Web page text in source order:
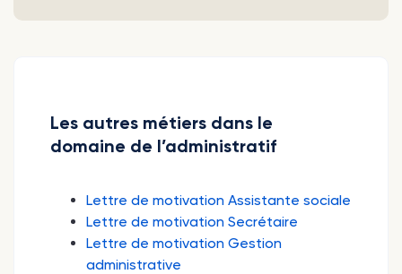
Les autres métiers dans le
domaine de l’administratif
Lettre de motivation Assistante sociale
Lettre de motivation Secrétaire
Lettre de motivation Gestion
administrative